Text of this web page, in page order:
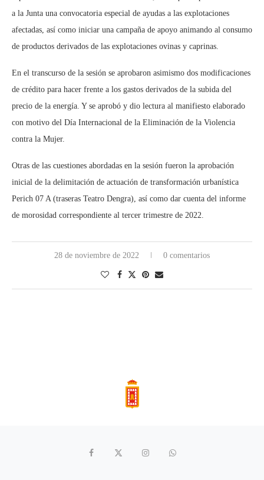
a la Junta una convocatoria especial de ayudas a las explotaciones
afectadas, así como iniciar una campaña de apoyo animando al consumo
de productos derivados de las explotaciones ovinas y caprinas.
En el transcurso de la sesión se aprobaron asimismo dos modificaciones
de crédito para hacer frente a los gastos derivados de la subida del
precio de la energía. Y se aprobó y dio lectura al manifiesto elaborado
con motivo del Día Internacional de la Eliminación de la Violencia
contra la Mujer.
Otras de las cuestiones abordadas en la sesión fueron la aprobación
inicial de la delimitación de actuación de transformación urbanística
Perich 07 A (traseras Teatro Dengra), así como dar cuenta del informe
de morosidad correspondiente al tercer trimestre de 2022.
28 de noviembre de 2022 0 comentarios